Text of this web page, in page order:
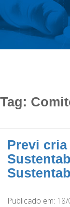
Tag:
Previ
Publicado em: